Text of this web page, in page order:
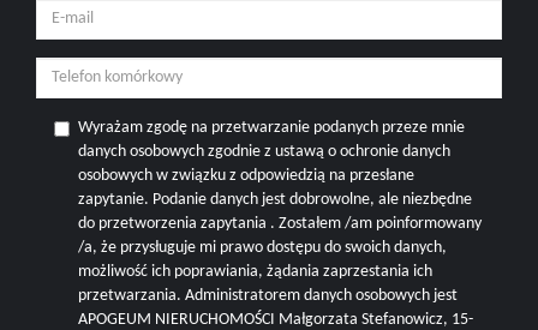
Wyrażam zgodę na przetwarzanie podanych przeze mnie
danych osobowych zgodnie z ustawą o ochronie danych
osobowych w związku z odpowiedzią na przesłane
zapytanie. Podanie danych jest dobrowolne, ale niezbędne
do przetworzenia zapytania . Zostałem /am poinformowany
/a, że przysługuje mi prawo dostępu do swoich danych,
możliwość ich poprawiania, żądania zaprzestania ich
przetwarzania. Administratorem danych osobowych jest
APOGEUM NIERUCHOMOŚCI Małgorzata Stefanowicz, 15-